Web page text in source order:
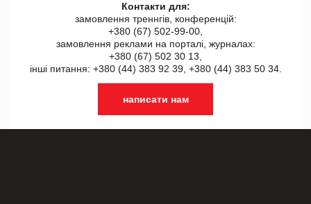
Контакти для:
замовлення треннгів, конференцій:
+380 (67) 502-99-00,
замовлення реклами на порталі, журналах:
+380 (67) 502 30 13,
інші питання: +380 (44) 383 92 39, +380 (44) 383 50 34.
написати нам